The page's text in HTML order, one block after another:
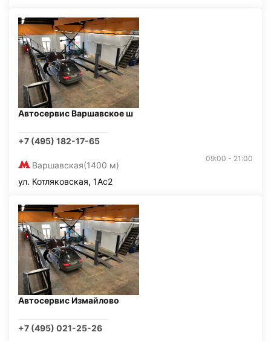
Автосервис Варшавское ш
+7 (495) 182-17-65
Варшавская(1400 м)
09:00 - 21:00
ул. Котляковская, 1Ас2
Автосервис Измайлово
+7 (495) 021-25-26